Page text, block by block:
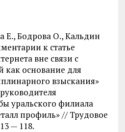
Е., Бодрова О., Кальдин
к статье
вне связи с
как основание для
взыскания»
уральского филиала
профиль» // Трудовое
— 118.